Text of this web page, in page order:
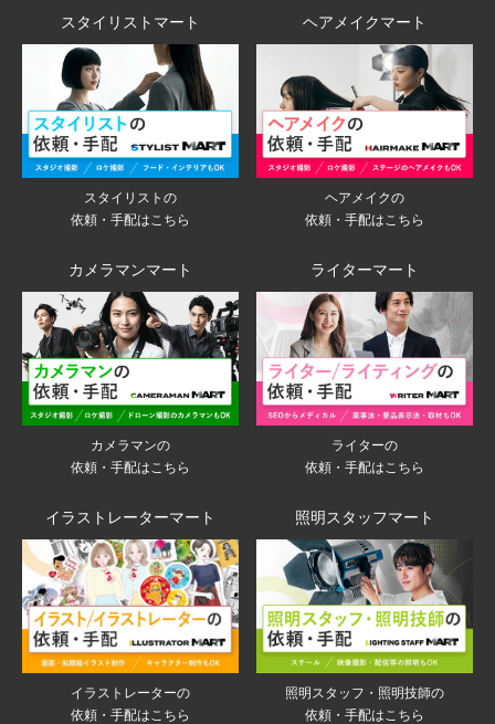
スタイリストマート
スタイリストの
依頼・手配はこちら
ヘアメイクマート
ヘアメイクの
依頼・手配はこちら
カメラマンマート
カメラマンの
依頼・手配はこちら
ライターマート
ライターの
依頼・手配はこちら
イラストレーターマート
イラストレーターの
依頼・手配はこちら
照明スタッフマート
照明スタッフ・照明技師の
依頼・手配はこちら